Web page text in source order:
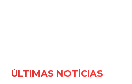
ÚLTIMAS NOTÍCIAS